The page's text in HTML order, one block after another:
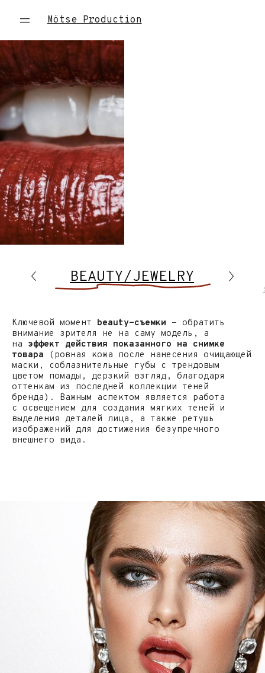
Mötse Production
внимание зрителя не на саму модель, а
эффект действия показанного на снимке
(ровная кожа после нанесения очищающей
бренда). Важным аспектом является работа
с освещением для создания мягких теней и
выделения деталей лица, а также ретушь
изображений для достижения безупречного
внешнего вида.
BEAUTY/JEWELRY